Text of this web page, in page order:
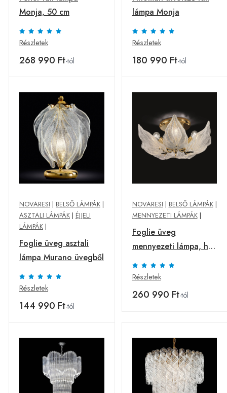
Monja, 50 cm
Részletek
268 990 Ft-tól
lámpa Monja
Részletek
180 990 Ft-tól
NOVARESI | BELSŐ LÁMPÁK |
ASZTALI LÁMPÁK | ÉJJELI
LÁMPÁK |
Foglie üveg asztali
lámpa Murano üvegből
Részletek
144 990 Ft-tól
NOVARESI | BELSŐ LÁMPÁK|
MENNYEZETI LÁMPÁK|
Foglie üveg
mennyezeti lámpa, hat
égős
Részletek
260 990 Ft-tól